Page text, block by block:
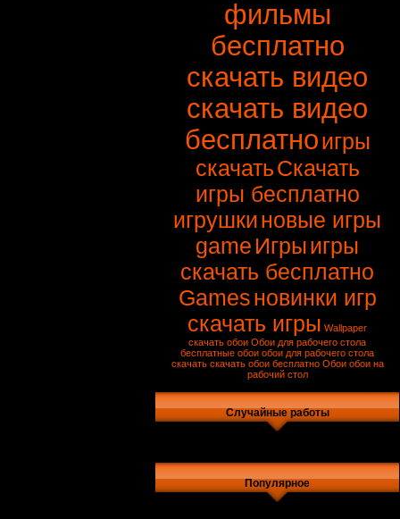
фильмы
бесплатно
скачать видео
скачать видео
бесплатноигры
скачатьСкачать
игры бесплатно
игрушкиновые игры
game Игрыигры
скачать бесплатно
Gamesновинки игр
скачать игры Wallpaper
скачать обои Обои для рабочего стола
бесплатные обои обои для рабочего стола
скачать скачать обои бесплатно Обои обои на
рабочий стол
Случайные работы
Популярное